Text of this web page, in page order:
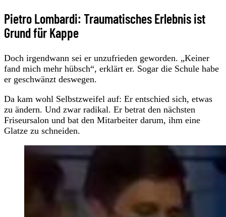
Pietro Lombardi: Traumatisches Erlebnis ist
Grund für Kappe
Doch irgendwann sei er unzufrieden geworden. „Keiner
fand mich mehr hübsch“, erklärt er. Sogar die Schule habe
er geschwänzt deswegen.
Da kam wohl Selbstzweifel auf: Er entschied sich, etwas
zu ändern. Und zwar radikal. Er betrat den nächsten
Friseursalon und bat den Mitarbeiter darum, ihm eine
Glatze zu schneiden.